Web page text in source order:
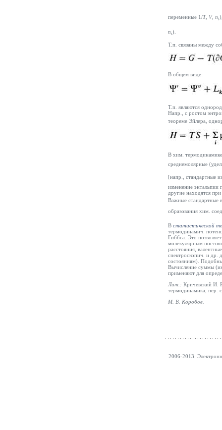
переменные 1/Т, V, ni
ni).
Т.п. связаны между
В общем виде:
Т.п. являются
Напр., с ростом
теореме Эйлера,
В хим.
среднемолярные
[напр., стандартные
изменение энтальпии
другие находятся
Важные стандартные
образования хим.
В статистической
термодинамич.
Гиббса. Это
молекулярным
расстояния,
спектроскопич. и др.
состояниям).
Вычисление суммы
применяют для
Лит.: Кричевский И.
термодинамика, пер.
М. В. Коробов
2006-2013.